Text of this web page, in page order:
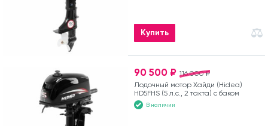
Купить
116 000 ₽
90 500 ₽
Лодочный мотор Хайди (Hidea)
HD5FHS (5 л.с., 2 такта) с баком
В наличии